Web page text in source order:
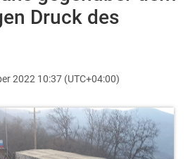
Druck des
2022 10:37 (UTC+04:00)